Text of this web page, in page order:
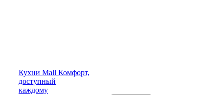
Кухни Mall Комфорт,
доступный
каждому